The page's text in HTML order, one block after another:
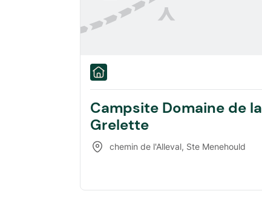
Campsite Domaine de la
Grelette
chemin de l'Alleval, Ste Menehould